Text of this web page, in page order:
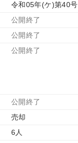
令和05年(ケ)第40号
公開終了
公開終了
公開終了
公開終了
売却
6人